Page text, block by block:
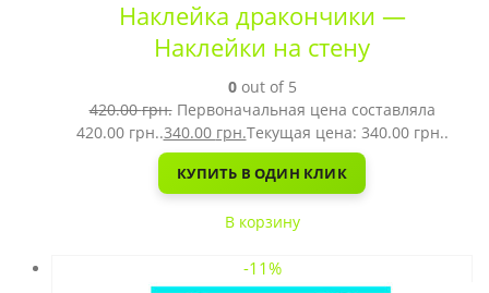
Наклейка дракончики —
Наклейки на стену
0out of 5
420.00грн. Первоначальная цена составляла
420.00 грн..340.00 грн.Текущая цена: 340.00 грн..
КУПИТЬ В ОДИН КЛИК
В корзину
-11%